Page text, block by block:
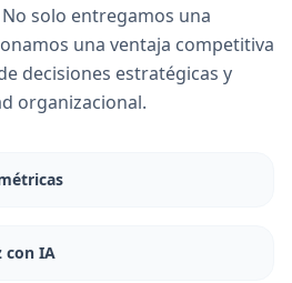
solo entregamos una
una ventaja competitiva
decisiones estratégicas y
organizacional.
con IA